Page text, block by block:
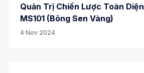
Quản Trị Chiến Lược Toàn Diện
MS101 (Bông Sen Vàng)
4 Nov 2024